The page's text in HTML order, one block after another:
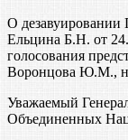
О
Ельцина Б.Н. от
голосования
Воронцова Ю.М.,
Уважаемый
Объединенных